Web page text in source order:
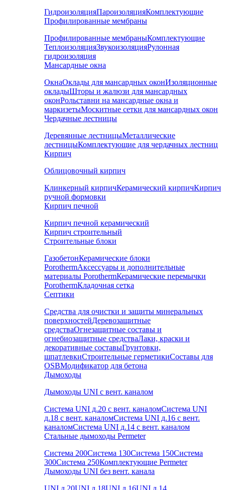
ГидроизоляцияПароизоляцияКомплектующие
Профилированные мембраны
Профилированные мембраныКомплектующие
ТеплоизоляцияЗвукоизоляцияРулонная
гидроизоляция
Мансардные окна
ОкнаОклады для мансардных оконИзоляционные
окладыШторы и жалюзи для мансардных
оконРольставни на мансардные окна и
маркизетыМоскитные сетки для мансардных окон
Чердачные лестницы
Деревянные лестницыМеталлические
лестницыКомплектующие для чердачных лестниц
Кирпич
Облицовочный кирпич
Клинкерный кирпичКерамический кирпичКирпич
ручной формовки
Кирпич печной
Кирпич печной керамический
Кирпич строительный
Строительные блоки
ГазобетонКерамические блоки
PorothermАксессуары и дополнительные
материалы PorothermКерамические перемычки
PorothermКладочная сетка
Септики
Средства для очистки и защиты минеральных
поверхностейДеревозащитные
средстваОгнезащитные составы и
огнебиозащитные средстваЛаки, краски и
декоративные составыГрунтовки,
шпатлевкиСтроительные герметикиСоставы для
OSBМодификатор для бетона
Дымоходы
Дымоходы UNI с вент. каналом
Система UNI д.20 с вент. каналомСистема UNI
д.18 с вент. каналомСистема UNI д.16 с вент.
каналомСистема UNI д.14 с вент. каналом
Стальные дымоходы Permeter
Система 200Система 130Система 150Система
300Система 250Комплектующие Permeter
Дымоходы UNI без вент. канала
UNI д.20UNI д.18UNI д.16UNI д.14